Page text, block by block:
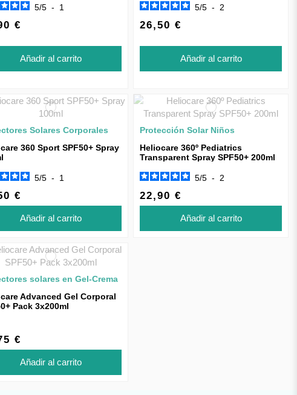
5/5 - 1
€
Añadir al carrito
5/5 - 2
26,50 €
Añadir al carrito
Solares Corporales
360 Sport SPF50+ Spray
5/5 - 1
€
Añadir al carrito
Protección Solar Niños
Heliocare 360º Pediatrics
Transparent Spray SPF50+ 200ml
5/5 - 2
22,90 €
Añadir al carrito
solares en Gel-Crema
Advanced Gel Corporal
Pack 3x200ml
€
Añadir al carrito